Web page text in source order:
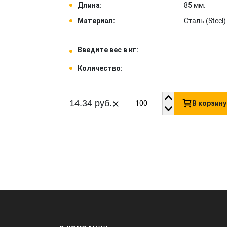
Длина:
85 мм.
Материал:
Сталь (Steel) .
Введите вес в кг:
Количество:
14.34 руб.× В корзину